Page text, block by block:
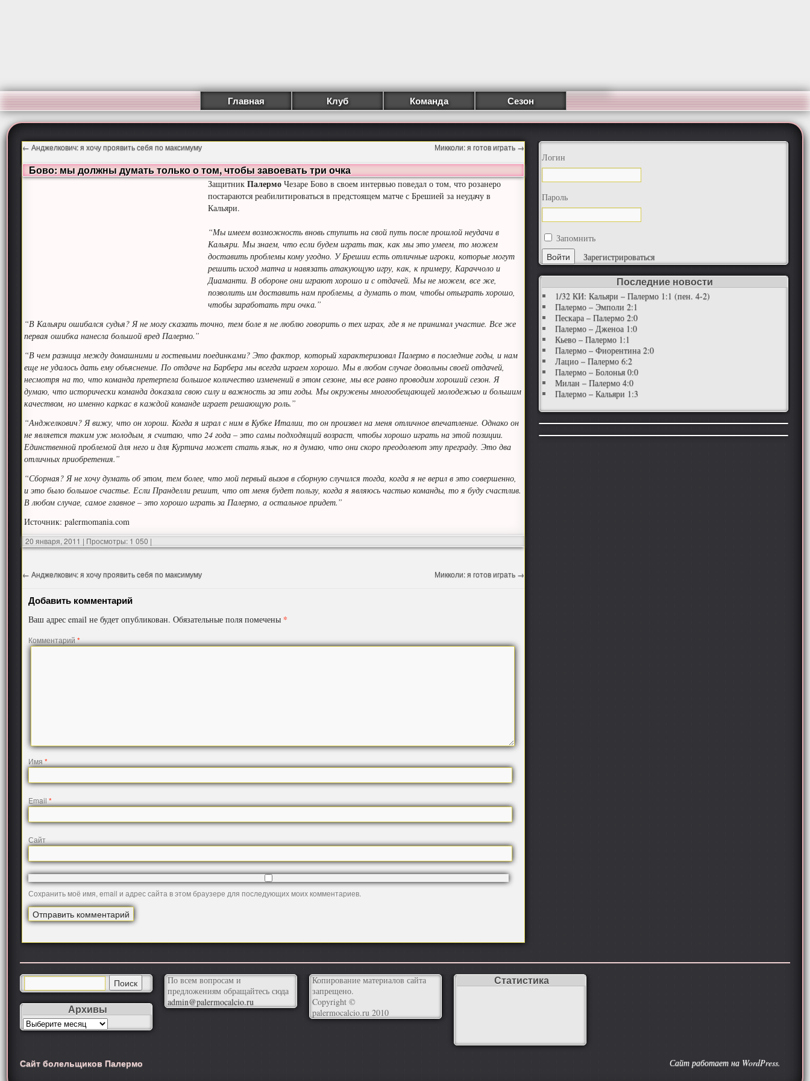
Главная Клуб Команда Сезон
← Анджелкович: я хочу проявить себя по максимуму Микколи: я готов играть →
Бово: мы должны думать только о том, чтобы завоевать три очка
ЗащитникПалермо Чезаре Бово в своем интервью поведал о том, что розанеро
постараются реабилитироваться в предстоящем матче с Брешией за неудачу в
Кальяри.
“Мы имеем возможность вновь ступить на свой путь после прошлой неудачи в
Кальяри. Мы знаем, что если будем играть так, как мы это умеем, то можем
доставить проблемы кому угодно. У Брешии есть отличные игроки, которые могут
решить исход матча и навязать атакующую игру, как, к примеру, Караччоло и
Диаманти. В обороне они играют хорошо и с отдачей. Мы не можем, все же,
позволить им доставить нам проблемы, а думать о том, чтобы отыграть хорошо,
чтобы заработать три очка.”
“В Кальяри ошибался судья? Я не могу сказать точно, тем боле я не люблю говорить о тех играх, где я не принимал участие. Все же
первая ошибка нанесла большой вред Палермо.”
“В чем разница между домашними и гостевыми поединками? Это фактор, который характеризовал Палермо в последние годы, и нам
еще не удалось дать ему объяснение. По отдаче на Барбера мы всегда играем хорошо. Мы в любом случае довольны своей отдачей,
несмотря на то, что команда претерпела большое количество изменений в этом сезоне, мы все равно проводим хороший сезон. Я
думаю, что исторически команда доказала свою силу и важность за эти годы. Мы окружены многообещающей молодежью и большим
качеством, но именно каркас в каждой команде играет решающую роль.”
“Анджелкович? Я вижу, что он хорош. Когда я играл с ним в Кубке Италии, то он произвел на меня отличное впечатление. Однако он
не является таким уж молодым, я считаю, что 24 года – это самы подходящий возраст, чтобы хорошо играть на этой позиции.
Единственной проблемой для него и для Куртича может стать язык, но я думаю, что они скоро преодолеют эту преграду. Это два
отличных приобретения.”
“Сборная? Я не хочу думать об этом, тем более, что мой первый вызов в сборную случился тогда, когда я не верил в это совершенно,
и это было большое счастье. Если Пранделли решит, что от меня будет пользу, когда я являюсь частью команды, то я буду счастлив.
В любом случае, самое главное – это хорошо играть за Палермо, а остальное придет.”
Источник: palermomania.com
20 января, 2011 | Просмотры: 1 050 |
← Анджелкович: я хочу проявить себя по максимуму Микколи: я готов играть →
Добавить комментарий
Ваш адрес email не будет опубликован. Обязательные поля помечены *
Комментарий*
Имя*
Email*
Сайт
Сохранить моё имя, email и адрес сайта в этом браузере для последующих моих комментариев.
Логин
Пароль
Запомнить
Зарегистрироваться
Последние новости
1/32 КИ: Кальяри – Палермо 1:1 (пен. 4-2)
Палермо – Эмполи 2:1
Пескара – Палермо 2:0
Палермо – Дженоа 1:0
Кьево – Палермо 1:1
Палермо – Фиорентина 2:0
Лацио – Палермо 6:2
Палермо – Болонья 0:0
Милан – Палермо 4:0
Палермо – Кальяри 1:3
Архивы
По всем вопросам и
предложениям обращайтесь сюда
admin@palermocalcio.ru
Копирование материалов сайта
запрещено.
Copyright ©
palermocalcio.ru 2010
Статистика
Сайт болельщиков Палермо Сайт работает на WordPress.